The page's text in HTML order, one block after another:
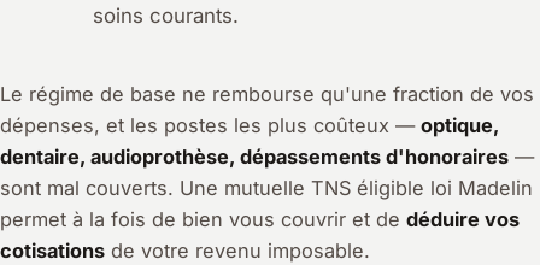
soins courants.
Le régime de base ne rembourse qu'une fraction de vos
dépenses, et les postes les plus coûteux — optique,
dentaire, audioprothèse, dépassements d'honoraires —
sont mal couverts. Une mutuelle TNS éligible loi Madelin
permet à la fois de bien vous couvrir et de déduire vos
cotisations de votre revenu imposable.